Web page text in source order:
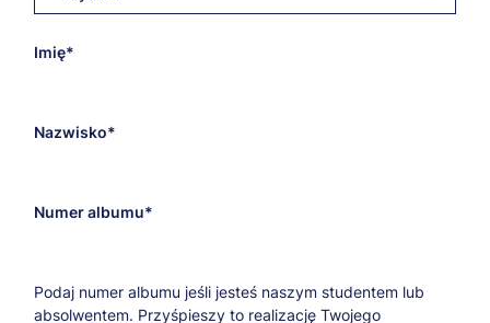
E-
mail
Imię
Nazwisko
Numer albumu
Podaj numer albumu jeśli jesteś naszym studentem lub
absolwentem. Przyśpieszy to realizację Twojego